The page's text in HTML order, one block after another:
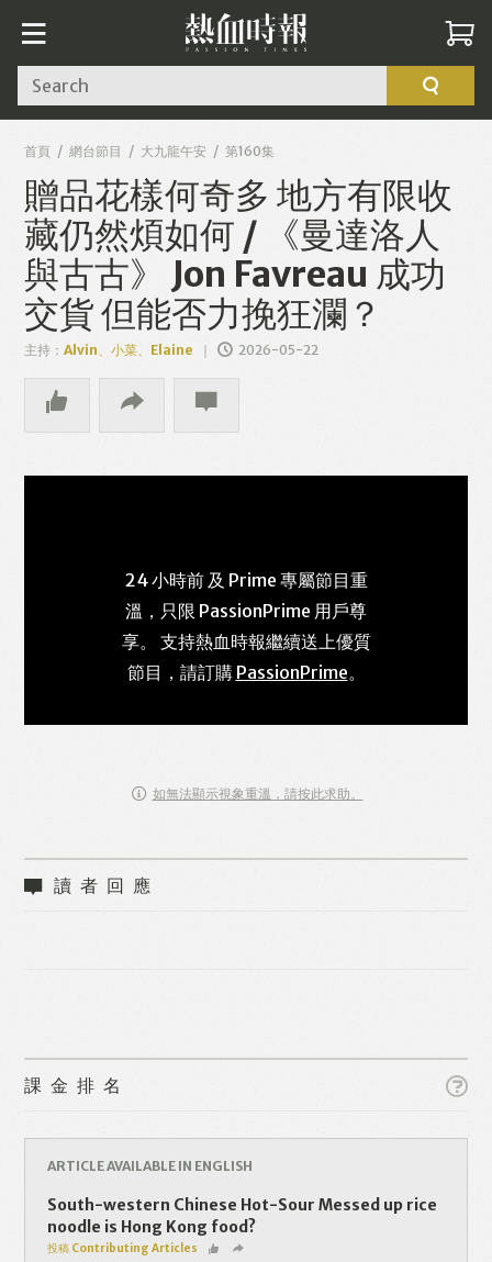
Like Facebook
WhatsApp
Search
首頁 網台節目 大九龍午安 第160集
贈品花樣何奇多 地方有限收
藏仍然煩如何 / 《曼達洛人
與古古》 Jon Favreau 成功
交貨 但能否力挽狂瀾？
主持：Alvin、小菜、Elaine 2026-05-22
24 小時前 及 Prime 專屬節目重
溫，只限 PassionPrime 用戶尊
享。 支持熱血時報繼續送上優質
節目，請訂購 PassionPrime。
如無法顯示視象重溫，請按此求助。
讀者回應
課金排名
ARTICLE AVAILABLE IN ENGLISH
South-western Chinese Hot-Sour Messed up rice
noodle is Hong Kong food?
投稿 Contributing Articles